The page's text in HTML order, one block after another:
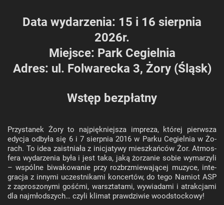
Data wydarzenia: 15 i 16 sierpnia
2026r.
Miejsce: Park Cegielnia
Adres: ul. Folwarecka 3, Żory (Śląsk)
Wstęp bezpłatny
Przy­sta­nek Żory to naj­pięk­niej­sza im­pre­za, któ­rej pierw­sza
edy­cja od­by­ła się 6 i 7 sierp­nia 2016 w Parku Ce­giel­nia w Żo­
rach. To idea za­ist­nia­ła z ini­cja­ty­wy miesz­kań­ców Żor. At­mos­
fe­ra wy­da­rze­nia była i jest taka, jaką żo­rza­nie sobie wy­ma­rzy­li
– wspól­ne bi­wa­ko­wa­nie przy roz­brzmie­wa­ją­cej mu­zy­ce, in­te­
gra­cja z in­ny­mi uczest­ni­ka­mi kon­cer­tów, do tego Na­miot ASP
z za­pro­szo­ny­mi go­ść­mi, warsz­ta­ta­mi, wy­wia­da­mi i atrak­cja­mi
dla naj­młod­szych… czyli kli­mat praw­dzi­wie wo­od­stoc­ko­wy!